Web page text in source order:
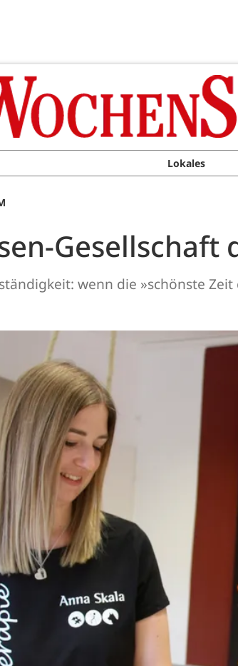
Lokales
Gesellschaft
wenn die »schönste